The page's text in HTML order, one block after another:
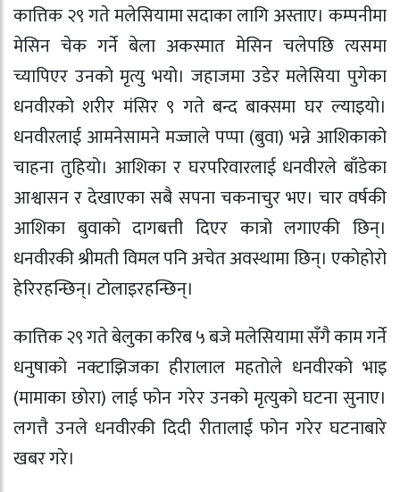
कात्तिक २९ गते मलेसियामा सदाका लागि अस्ताए। कम्पनीमा
मेसिन चेक गर्ने बेला अकस्मात मेसिन चलेपछि त्यसमा
च्यापिएर उनको मृत्यु भयो। जहाजमा उडेर मलेसिया पुगेका
धनवीरको शरीर मंसिर ९ गते बन्द बाक्समा घर ल्याइयो।
धनवीरलाई आमनेसामने मज्जाले पप्पा (बुवा) भन्ने आशिकाको
चाहना तुहियो। आशिका र घरपरिवारलाई धनवीरले बाँडेका
आश्वासन र देखाएका सबै सपना चकनाचुर भए। चार वर्षकी
आशिका बुवाको दागबत्ती दिएर कात्रो लगाएकी छिन्।
धनवीरकी श्रीमती विमल पनि अचेत अवस्थामा छिन्। एकोहोरो
हेरिरहन्छिन्। टोलाइरहन्छिन्।
कात्तिक २९ गते बेलुका करिब ५ बजे मलेसियामा सँगै काम गर्ने
धनुषाको नक्टाझिजका हीरालाल महतोले धनवीरको भाइ
(मामाका छोरा) लाई फोन गरेर उनको मृत्युको घटना सुनाए।
लगत्तै उनले धनवीरकी दिदी रीतालाई फोन गरेर घटनाबारे
खबर गरे।